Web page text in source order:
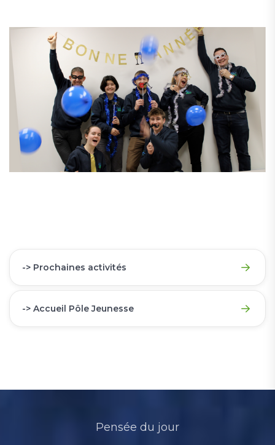
-> Prochaines activités
-> Accueil Pôle Jeunesse
Pensée du jour